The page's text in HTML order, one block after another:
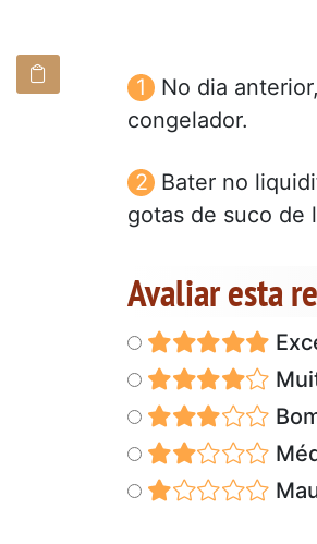
No dia
congelador.
Bater no
gotas de suco de
Avaliar esta